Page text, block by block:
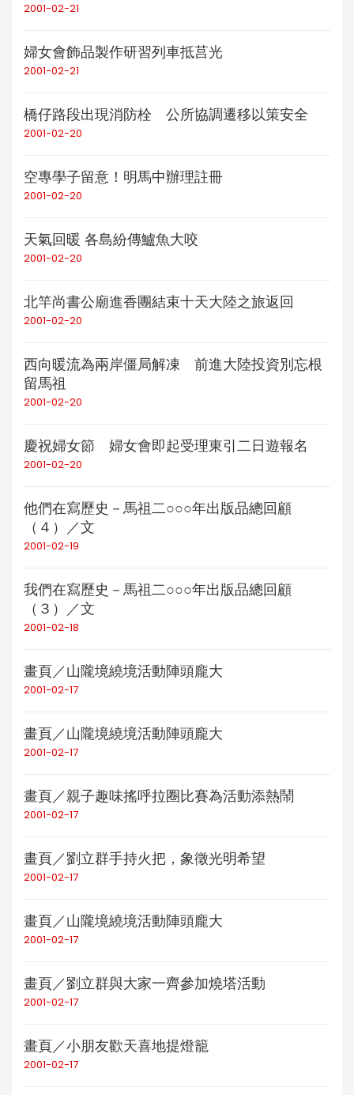
2001-02-21
婦女會飾品製作研習列車抵莒光
2001-02-21
橋仔路段出現消防栓 公所協調遷移以策安全
2001-02-20
空專學子留意！明馬中辦理註冊
2001-02-20
天氣回暖 各島紛傳鱸魚大咬
2001-02-20
北竿尚書公廟進香團結束十天大陸之旅返回
2001-02-20
西向暖流為兩岸僵局解凍 前進大陸投資別忘根
留馬祖
2001-02-20
慶祝婦女節 婦女會即起受理東引二日遊報名
2001-02-20
他們在寫歷史－馬祖二○○○年出版品總回顧
（４）／文
2001-02-19
我們在寫歷史－馬祖二○○○年出版品總回顧
（３）／文
2001-02-18
畫頁／山隴境繞境活動陣頭龐大
2001-02-17
畫頁／山隴境繞境活動陣頭龐大
2001-02-17
畫頁／親子趣味搖呼拉圈比賽為活動添熱鬧
2001-02-17
畫頁／劉立群手持火把，象徵光明希望
2001-02-17
畫頁／山隴境繞境活動陣頭龐大
2001-02-17
畫頁／劉立群與大家一齊參加燒塔活動
2001-02-17
畫頁／小朋友歡天喜地提燈籠
2001-02-17